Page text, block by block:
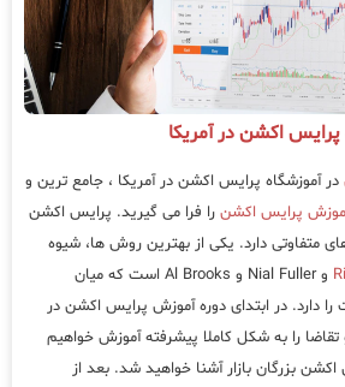
اکشن در آمریکا
در آموزشگاه پرایس اکشن در آمریکا ، جامع ترین و
پرایس اکشن را فرا می گیرید. پرایس اکشن
متفاوتی دارد. یکی از بهترین روش ها، شیوه
و Nial Fuller و Al Brooks است که میان
را دارد. در ابتدای دوره آموزش پرایس اکشن در
تقاضا را به شکل کاملا پیشرفته آموزش خواهیم
بزرگان بازار آشنا خواهید شد. بعد از